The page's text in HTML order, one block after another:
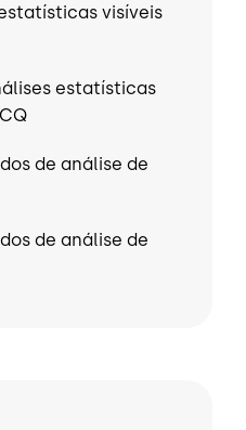
visíveis
estatísticas
de análise de
de análise de